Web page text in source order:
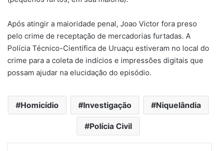
Após atingir a maioridade penal, Joao Victor fora preso
pelo crime de receptação de mercadorias furtadas. A
Polícia Técnico-Científica de Uruaçu estiveram no local do
crime para a coleta de indícios e impressões digitais que
possam ajudar na elucidação do episódio.
Homicídio Investigação Niquelândia
Polícia Civil